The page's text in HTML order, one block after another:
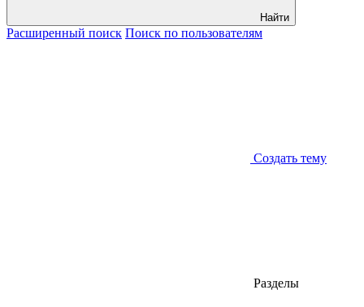
Найти
Расширенный поиск Поиск по пользователям
Создать тему
Разделы